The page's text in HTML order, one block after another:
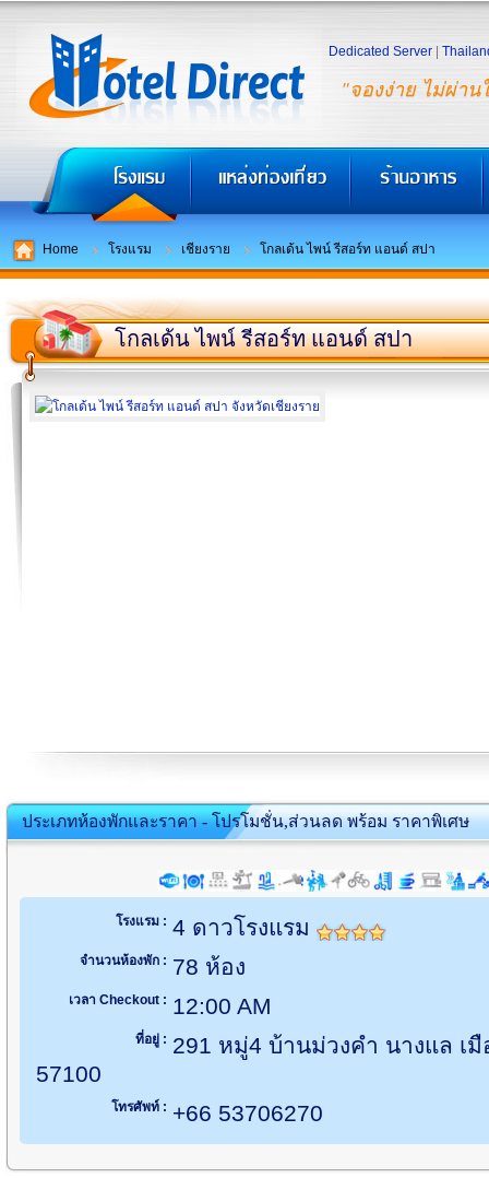
"จองง่าย ไม่ผ่าน
Dedicated Server
Home โรงแรม เชียงราย โกลเด้น ไพน์ รีสอร์ท แอนด์ สปา
โกลเด้น ไพน์ รีสอร์ท แอนด์ สปา
ประเภทห้องพักและราคา - โปรโมชั่น,ส่วนลด พร้อม ราคาพิเศษ
โรงแรม : 4 ดาวโรงแรม
จำนวนห้องพัก : 78 ห้อง
เวลา Checkout : 12:00 AM
ที่อยู่ : 291 หมู่4 บ้านม่วงคำ นางแล เมื
57100
โทรศัพท์ : +66 53706270